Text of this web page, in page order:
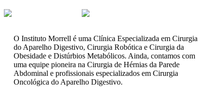
O Instituto Morrell é uma Clínica Especializada em Cirurgia
do Aparelho Digestivo, Cirurgia Robótica e Cirurgia da
Obesidade e Distúrbios Metabólicos. Ainda, contamos com
uma equipe pioneira na Cirurgia de Hérnias da Parede
Abdominal e profissionais especializados em Cirurgia
Oncológica do Aparelho Digestivo.